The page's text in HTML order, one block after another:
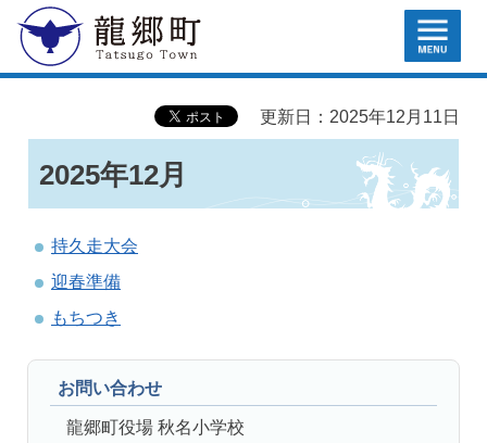
龍郷町 MENU
更新日：2025年12月11日
2025年12月
持久走大会
迎春準備
もちつき
お問い合わせ
龍郷町役場 秋名小学校